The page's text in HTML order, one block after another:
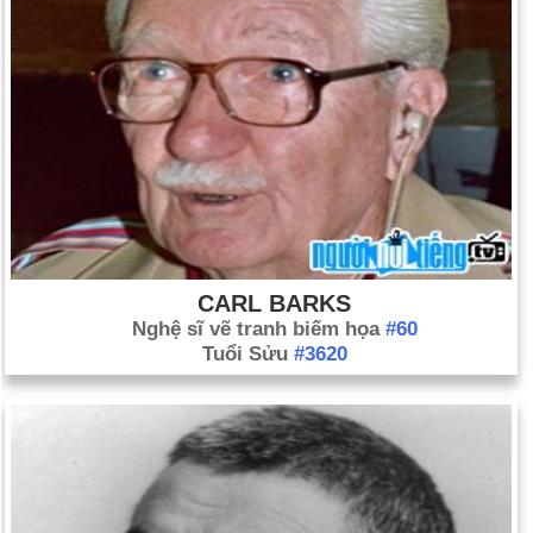
thống 36 ngày sau khi bầu cử; Al Gore, Jr., đã thừa nhận.
Ngày 13-12 năm 2003:Lực lượng Mỹ đã bắt được Saddam
Hussein đang ẩn náu trong một cái hố gần quê hương Tikrit.
CARL BARKS
Nghệ sĩ vẽ tranh biếm họa #60
Tuổi Sửu #3620